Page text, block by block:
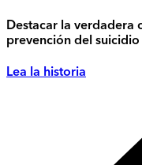
Destacar la verdadera
prevención del suicidio
Lea la historia